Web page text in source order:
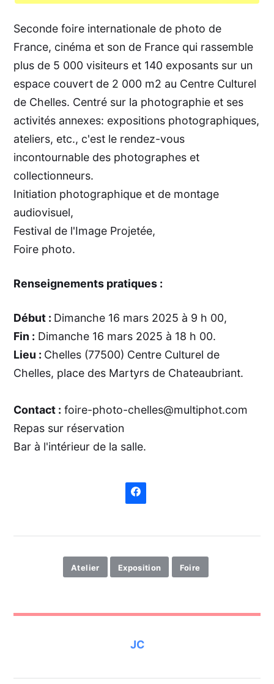
Seconde foire internationale de photo de
France, cinéma et son de France qui rassemble
plus de 5 000 visiteurs et 140 exposants sur un
espace couvert de 2 000 m2 au Centre Culturel
de Chelles. Centré sur la photographie et ses
activités annexes: expositions photographiques,
ateliers, etc., c'est le rendez-vous
incontournable des photographes et
collectionneurs.
Initiation photographique et de montage
audiovisuel,
Festival de l'Image Projetée,
Foire photo.
Renseignements pratiques :
Début : Dimanche 16 mars 2025 à 9 h 00,
Fin : Dimanche 16 mars 2025 à 18 h 00.
Lieu : Chelles (77500) Centre Culturel de
Chelles, place des Martyrs de Chateaubriant.
Contact : foire-photo-chelles@multiphot.com
Repas sur réservation
Bar à l'intérieur de la salle.
Atelier Exposition Foire
JC